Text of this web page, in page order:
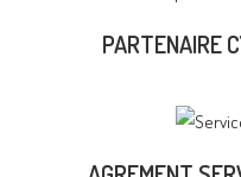
PARTENAIRE